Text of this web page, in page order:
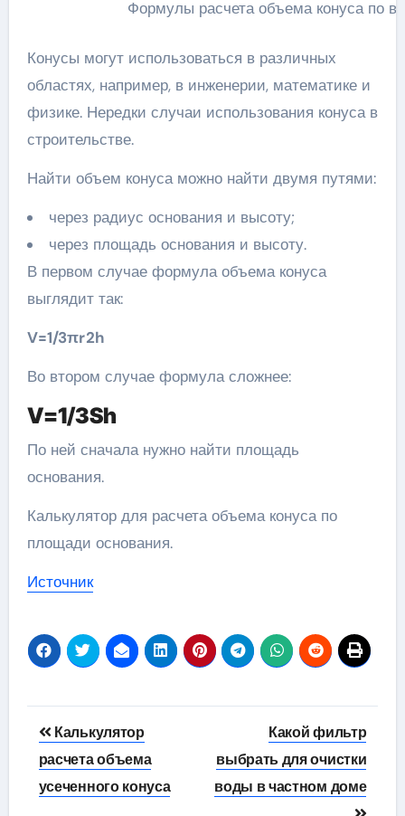
Формулы расчета объема конуса по
Конусы могут использоваться в различных
областях, например, в инженерии, математике и
физике. Нередки случаи использования конуса в
строительстве.
Найти объем конуса можно найти двумя путями:
через радиус основания и высоту;
через площадь основания и высоту.
В первом случае формула объема конуса
выглядит так:
V=​1/3​​πr​2​​h
Во втором случае формула сложнее:
V=​1/3​​Sh
По ней сначала нужно найти площадь
основания.
Калькулятор для расчета объема конуса по
площади основания.
Источник
Навигация
по
записям
Калькулятор
расчета объема
усеченного конуса
Какой фильтр
выбрать для очистки
воды в частном доме